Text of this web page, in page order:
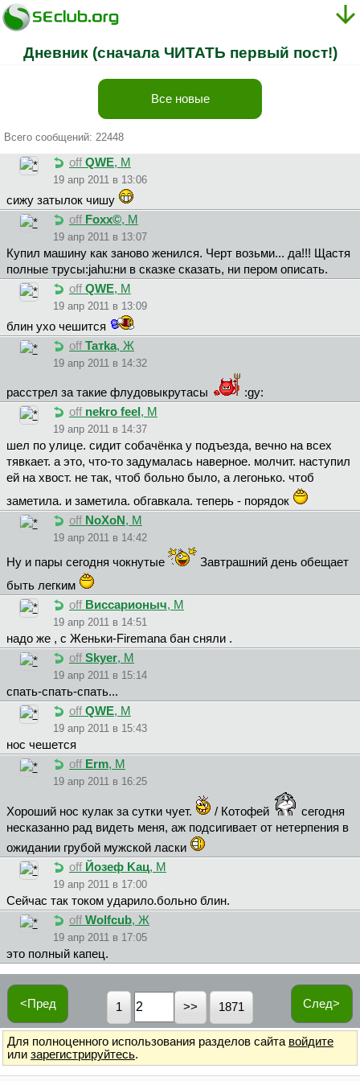
Дневник (сначала ЧИТАТЬ первый пост!)
Все новые
Всего сообщений: 22448
off QWE, М
19 апр 2011 в 13:06
сижу затылок чишу
off Foxx©, М
19 апр 2011 в 13:07
Купил машину как заново женился. Черт возьми... да!!! Щастя
полные трусы:jahu:ни в сказке сказать, ни пером описать.
off QWE, М
19 апр 2011 в 13:09
блин ухо чешится
off Taтka, Ж
19 апр 2011 в 14:32
расстрел за такие флудовыкрутасы
:gy:
off nekro feel , М
19 апр 2011 в 14:37
шел по улице. сидит собачёнка у подъезда, вечно на всех
тявкает. а это, что-то задумалась наверное. молчит. наступил
ей на хвост. не так, чтоб больно было, а легонько. чтоб
заметила. и заметила. обгавкала. теперь - порядок
off NoXoN , М
19 апр 2011 в 14:42
Ну и пары сегодня чокнутые
Завтрашний день обещает
быть легким
off Bиccapиoныч, М
19 апр 2011 в 14:51
надо же , с Женьки-Firemanа бан сняли .
off Skyer, М
19 апр 2011 в 15:14
спать-спать-спать...
off QWE, М
19 апр 2011 в 15:43
нос чешется
off Erm, М
19 апр 2011 в 16:25
Хороший нос кулак за сутки чует. / Котофей
сегодня
несказанно рад видеть меня, аж подсигивает от нетерпения в
ожидании грубой мужской ласки
off Йoзeф Kaц, М
19 апр 2011 в 17:00
Сейчас так током ударило.больно блин.
off Wolfcub, Ж
19 апр 2011 в 17:05
это полный капец.
<Пред След>
1 1871
Для полноценного использования разделов сайта войдите
или зарегистрируйтесь.